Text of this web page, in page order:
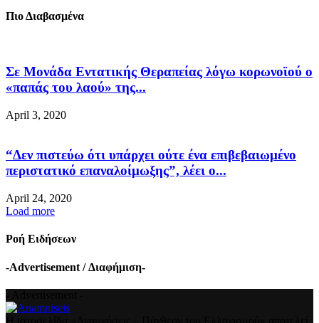
Πιο Διαβασμένα
Σε Μονάδα Εντατικής Θεραπείας λόγω κορωνοϊού ο
«παπάς του λαού» της...
April 3, 2020
“Δεν πιστεύω ότι υπάρχει ούτε ένα επιβεβαιωμένο
περιστατικό επαναλοίμωξης”, λέει ο...
April 24, 2020
Load more
Ροή Ειδήσεων
-Advertisement / Διαφήμιση-